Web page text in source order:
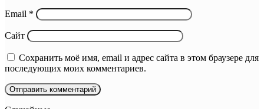
Email *
Сайт
Сохранить моё имя, email и адрес сайта в этом браузере для
последующих моих комментариев.